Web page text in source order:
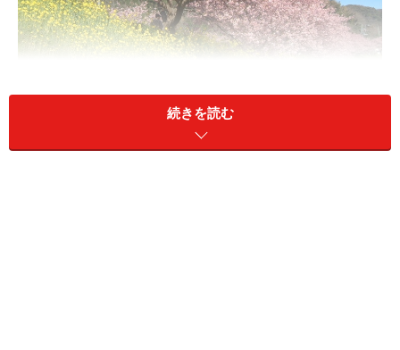
青空とみなみの桜、菜の花が織りなすカラフルな風景（2010
続きを読む